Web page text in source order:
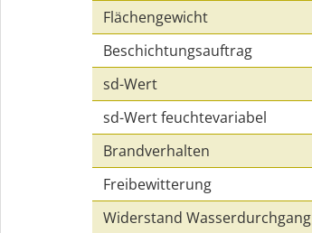
Flächengewicht
Beschichtungsauftrag
sd-Wert
sd-Wert feuchtevariabel
Brandverhalten
Freibewitterung
Widerstand Wasserdurchgang